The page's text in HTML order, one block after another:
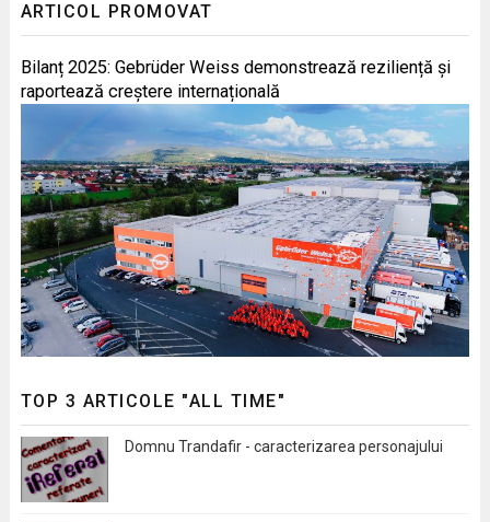
ARTICOL PROMOVAT
Bilanț 2025: Gebrüder Weiss demonstrează reziliență și
raportează creștere internațională
TOP 3 ARTICOLE "ALL TIME"
Domnu Trandafir - caracterizarea personajului